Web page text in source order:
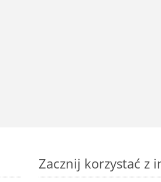
Zacznij korzystać z